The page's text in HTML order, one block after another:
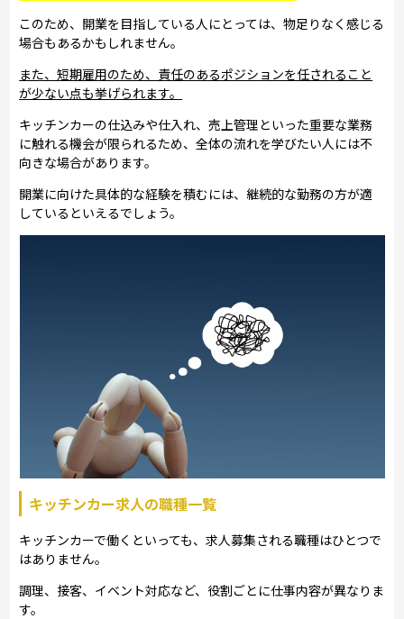
このため、開業を目指している人にとっては、物足りなく感じる
場合もあるかもしれません。
また、短期雇用のため、責任のあるポジションを任されること
が少ない点も挙げられます。
キッチンカーの仕込みや仕入れ、売上管理といった重要な業務
に触れる機会が限られるため、全体の流れを学びたい人には不
向きな場合があります。
開業に向けた具体的な経験を積むには、継続的な勤務の方が適
しているといえるでしょう。
キッチンカー求人の職種一覧
キッチンカーで働くといっても、求人募集される職種はひとつで
はありません。
調理、接客、イベント対応など、役割ごとに仕事内容が異なりま
す。